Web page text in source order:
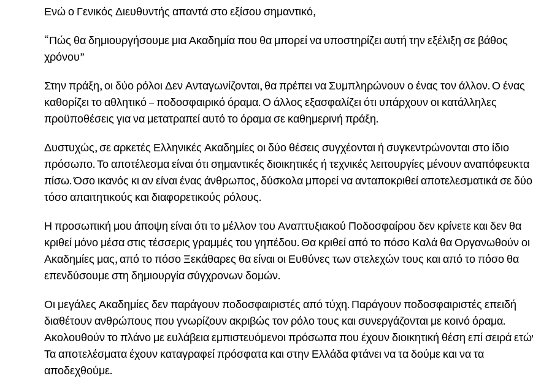
Ενώ ο Γενικός Διευθυντής απαντά στο εξίσου σημαντικό,
“Πώς θα δημιουργήσουμε μια Ακαδημία που θα μπορεί να υποστηρίζει αυτή την εξέλιξη σε βάθος
χρόνου”
Στην πράξη, οι δύο ρόλοι Δεν Ανταγωνίζονται, θα πρέπει να Συμπληρώνουν ο ένας τον άλλον. Ο ένας
καθορίζει το αθλητικό – ποδοσφαιρικό όραμα. Ο άλλος εξασφαλίζει ότι υπάρχουν οι κατάλληλες
προϋποθέσεις για να μετατραπεί αυτό το όραμα σε καθημερινή πράξη.
Δυστυχώς, σε αρκετές Ελληνικές Ακαδημίες οι δύο θέσεις συγχέονται ή συγκεντρώνονται στο ίδιο
πρόσωπο. Το αποτέλεσμα είναι ότι σημαντικές διοικητικές ή τεχνικές λειτουργίες μένουν αναπόφευκτα
πίσω. Όσο ικανός κι αν είναι ένας άνθρωπος, δύσκολα μπορεί να ανταποκριθεί αποτελεσματικά σε δύο
τόσο απαιτητικούς και διαφορετικούς ρόλους.
Η προσωπική μου άποψη είναι ότι το μέλλον του Αναπτυξιακού Ποδοσφαίρου δεν κρίνετε και δεν θα
κριθεί μόνο μέσα στις τέσσερις γραμμές του γηπέδου. Θα κριθεί από το πόσο Καλά θα Οργανωθούν οι
Ακαδημίες μας, από το πόσο Ξεκάθαρες θα είναι οι Ευθύνες των στελεχών τους και από το πόσο θα
επενδύσουμε στη δημιουργία σύγχρονων δομών.
Οι μεγάλες Ακαδημίες δεν παράγουν ποδοσφαιριστές από τύχη. Παράγουν ποδοσφαιριστές επειδή
διαθέτουν ανθρώπους που γνωρίζουν ακριβώς τον ρόλο τους και συνεργάζονται με κοινό όραμα.
Ακολουθούν το πλάνο με ευλάβεια εμπιστευόμενοι πρόσωπα που έχουν διοικητική θέση επί σειρά
Τα αποτελέσματα έχουν καταγραφεί πρόσφατα και στην Ελλάδα φτάνει να τα δούμε και να τα
αποδεχθούμε.